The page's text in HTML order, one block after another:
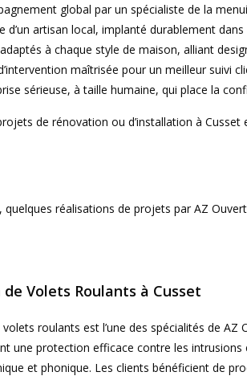
global par un spécialiste de la
d’un artisan local, implanté durablement
à chaque style de maison, alliant
maîtrisée pour un meilleur suivi
sérieuse, à taille humaine, qui place la
de rénovation ou d’installation à
réalisations de projets par AZ
Volets Roulants à Cusset
volets roulants est l’une des spécialités de AZ
une protection efficace contre les intrusions
et phonique. Les clients bénéficient de